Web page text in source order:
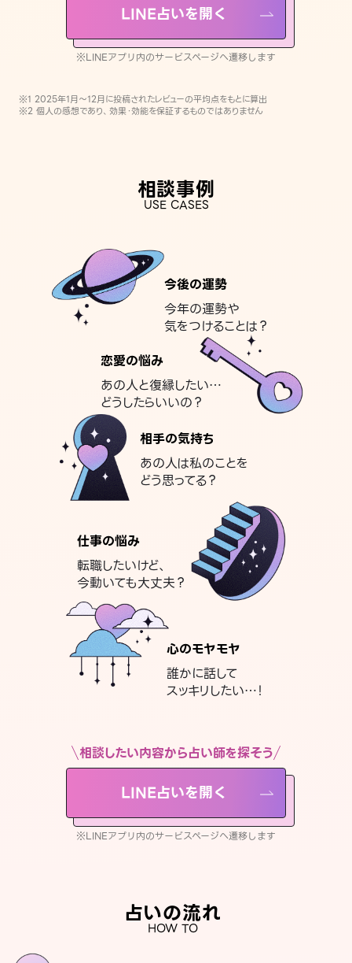
LINE占いを開く
※LINEアプリ内のサービスページへ遷移します
※1 2025年1月〜12月に投稿されたレビューの平均点をもとに算出
※2 個人の感想であり、効果・効能を保証するものではありません
相談事例
USE CASES
今後の運勢
今年の運勢や
気をつけることは？
恋愛の悩み
あの人と復縁したい…
どうしたらいいの？
相手の気持ち
あの人は私のことを
どう思ってる？
仕事の悩み
転職したいけど、
今動いても大丈夫？
心のモヤモヤ
誰かに話して
スッキリしたい…！
相談したい内容から占い師を探そう
LINE占いを開く
※LINEアプリ内のサービスページへ遷移します
占いの流れ
HOW TO